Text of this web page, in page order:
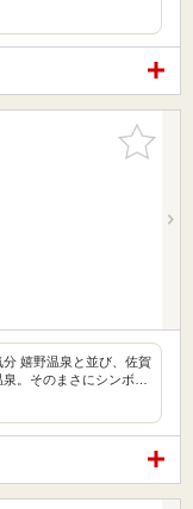
お気に入
りに追加
嬉野温泉と並び、佐賀
。そのまさにシンボ…